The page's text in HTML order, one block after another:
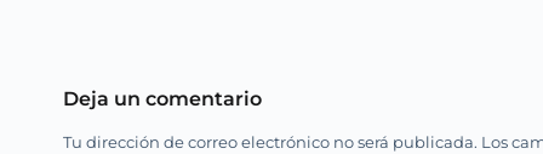
Deja un comentario
Tu dirección de correo electrónico no será publicada. Los